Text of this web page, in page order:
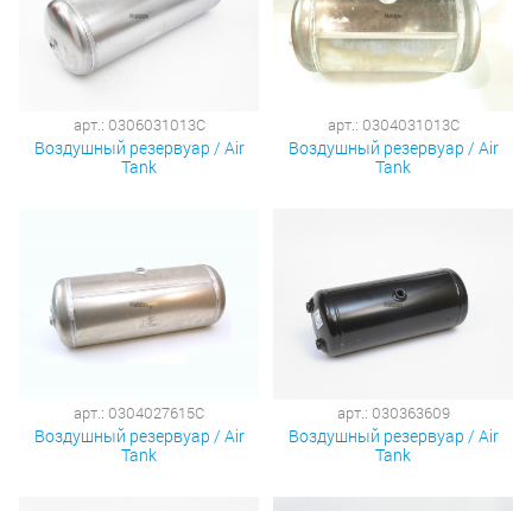
арт.: 0306031013C
Воздушный резервуар / Air
Tank
арт.: 0304031013C
Воздушный резервуар / Air
Tank
арт.: 0304027615C
Воздушный резервуар / Air
Tank
арт.: 030363609
Воздушный резервуар / Air
Tank